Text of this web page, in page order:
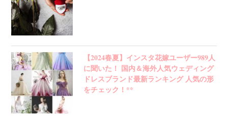
【2024春夏】インスタ花嫁ユーザー989人
に聞いた！ 国内＆海外人気ウェディング
ドレスブランド最新ランキング 人気の形
をチェック！**